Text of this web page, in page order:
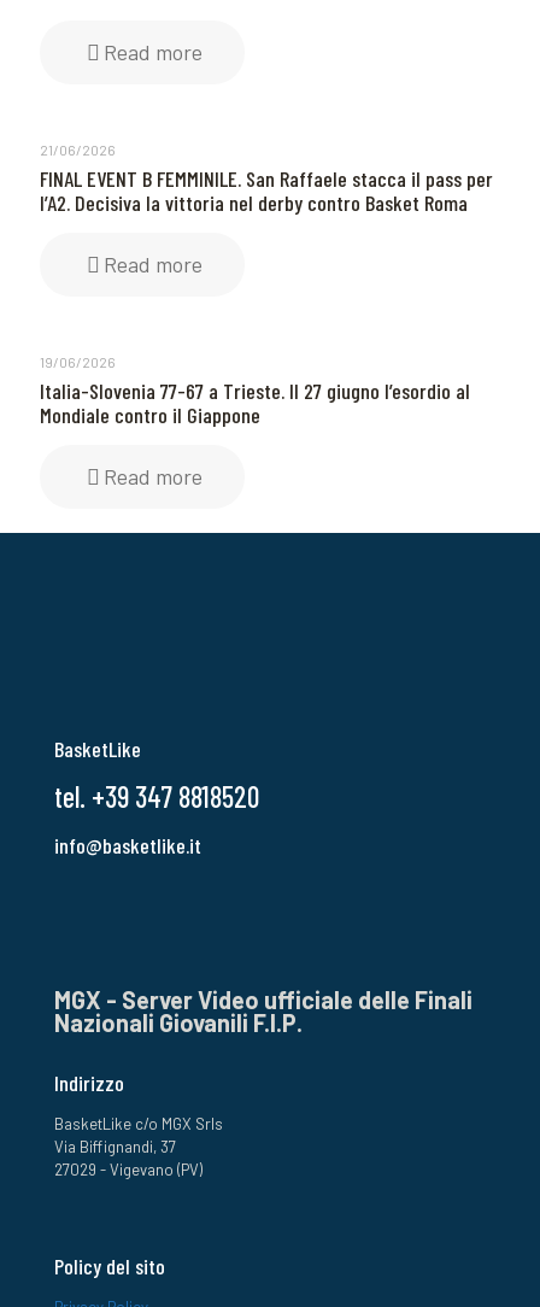
Read more
21/06/2026
FINAL EVENT B FEMMINILE. San Raffaele stacca il pass per
l’A2. Decisiva la vittoria nel derby contro Basket Roma
Read more
19/06/2026
Italia-Slovenia 77-67 a Trieste. Il 27 giugno l’esordio al
Mondiale contro il Giappone
Read more
BasketLike
tel. +39 347 8818520
info@basketlike.it
MGX - Server Video ufficiale delle Finali
Nazionali Giovanili F.I.P.
Indirizzo
BasketLike c/o MGX Srls
Via Biffignandi, 37
27029 - Vigevano (PV)
Policy del sito